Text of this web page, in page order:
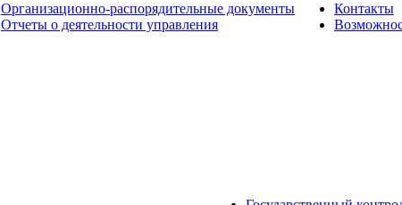
Организационно-распорядительные документы
Отчеты о деятельности управления
Контакты